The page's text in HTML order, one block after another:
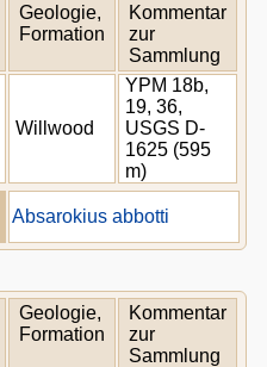
Geologie,
Formation
Kommentar
zur
Sammlung
Willwood
YPM 18b,
19, 36,
USGS D-
1625 (595
m)
Absarokius abbotti
Geologie,
Formation
Kommentar
zur
Sammlung